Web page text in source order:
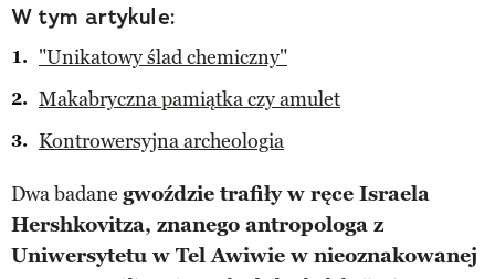
W tym artykule:
"Unikatowy ślad chemiczny"
Makabryczna pamiątka czy amulet
Kontrowersyjna archeologia
Dwa badane gwoździe trafiły w ręce Israela
Hershkovitza, znanego antropologa z
Uniwersytetu w Tel Awiwie w nieoznakowanej